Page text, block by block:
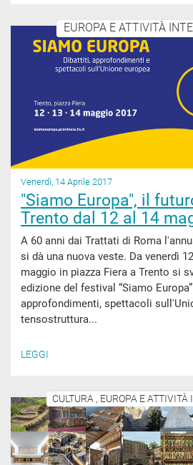
EUROPA E ATTIVITÀ
Venerdì, 14 Aprile 2017
"Siamo Europa", il
Trento dal 12 al 14
A 60 anni dai Trattati di Roma
si dà una nuova veste. Da venerdì
maggio in piazza Fiera a Trento si
edizione del festival “Siamo
approfondimenti, spettacoli
tensostruttura...
LEGGI
CULTURA , EUROPA E